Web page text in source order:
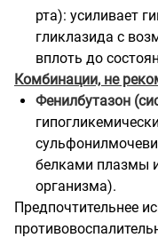
рта): усиливает
гликлазида с
вплоть до
Комбинации, не
Фенилбутазон
белками плазмы
организма).
Предпочтительнее